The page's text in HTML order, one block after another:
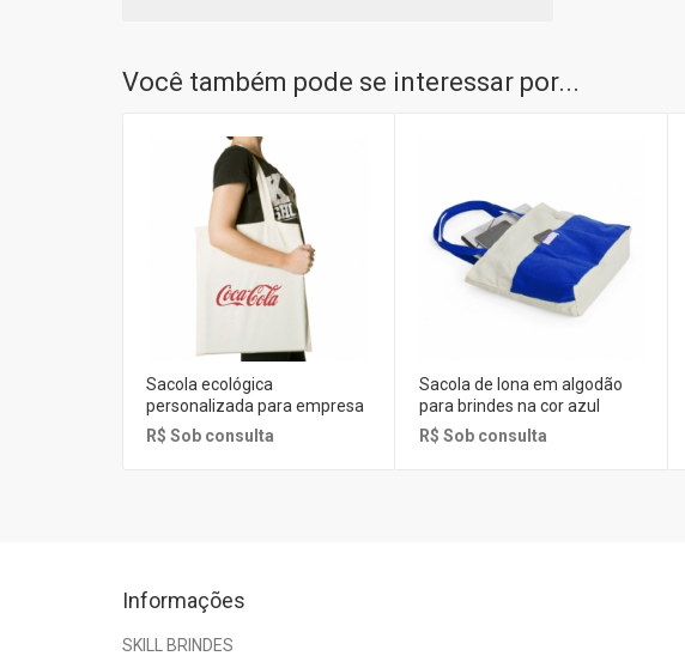
Você também pode se interessar por...
Sacola ecológica
personalizada para empresa
R$ Sob consulta
Sacola de lona em algodão
para brindes na cor azul
R$ Sob consulta
Informações
SKILL BRINDES